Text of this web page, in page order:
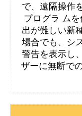
で、遠隔操作
プログラ ム
出が難しい新
場合でも、シ
警告を表示し
ザーに無断で